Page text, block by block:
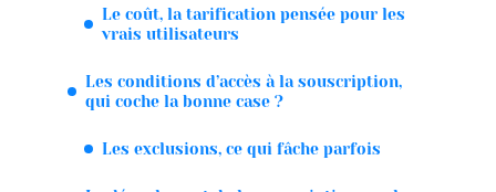
Le coût, la tarification pensée pour les
vrais utilisateurs
Les conditions d’accès à la souscription,
qui coche la bonne case ?
Les exclusions, ce qui fâche parfois